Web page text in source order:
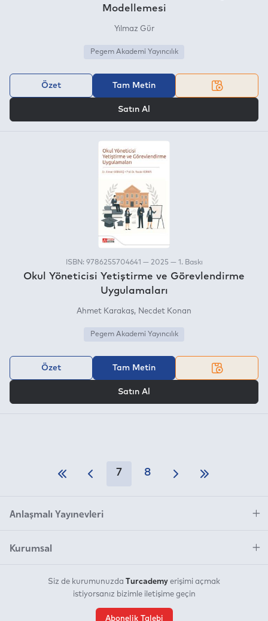
Modellemesi
Yılmaz Gür
Pegem Akademi Yayıncılık
Özet Tam Metin
Satın Al
ISBN: 9786255704641 — 2025 — 1. Baskı
Okul Yöneticisi Yetiştirme ve Görevlendirme
Uygulamaları
Ahmet Karakaş Necdet Konan
Pegem Akademi Yayıncılık
Özet Tam Metin
Satın Al
7 8
Anlaşmalı Yayınevleri
Kurumsal
Siz de kurumunuzda Turcademy erişimi açmak
istiyorsanız bizimle iletişime geçin
Abonelik Talebi